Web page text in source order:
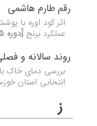
رقم طارم هاشمی
اثر کود اوره با
عملکرد برنج [دوره 35، شماره 4، 1400، صفحه 367-379]
روند سالانه و
بررسی دمای خاک با
انتخابی استان
ز